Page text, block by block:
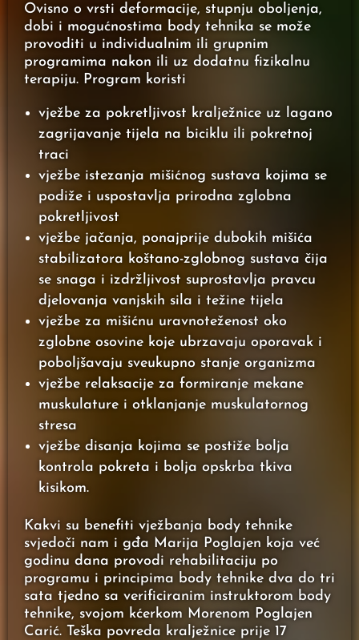
Ovisno o vrsti deformacije, stupnju oboljenja,
dobi i mogućnostima body tehnika se može
provoditi u individualnim ili grupnim
programima nakon ili uz dodatnu fizikalnu
terapiju. Program koristi
vježbe za pokretljivost kralježnice uz lagano
zagrijavanje tijela na biciklu ili pokretnoj
traci
vježbe istezanja mišićnog sustava kojima se
podiže i uspostavlja prirodna zglobna
pokretljivost
vježbe jačanja, ponajprije dubokih mišića
stabilizatora koštano-zglobnog sustava čija
se snaga i izdržljivost suprostavlja pravcu
djelovanja vanjskih sila i težine tijela
vježbe za mišićnu uravnoteženost oko
zglobne osovine koje ubrzavaju oporavak i
poboljšavaju sveukupno stanje organizma
vježbe relaksacije za formiranje mekane
muskulature i otklanjanje muskulatornog
stresa
vježbe disanja kojima se postiže bolja
kontrola pokreta i bolja opskrba tkiva
kisikom.
Kakvi su benefiti vježbanja body tehnike
svjedoči nam i gđa Marija Poglajen koja već
godinu dana provodi rehabilitaciju po
programu i principima body tehnike dva do tri
sata tjedno sa verificiranim instruktorom body
tehnike, svojom kćerkom Morenom Poglajen
Carić. Teška povreda kralježnice prije 17